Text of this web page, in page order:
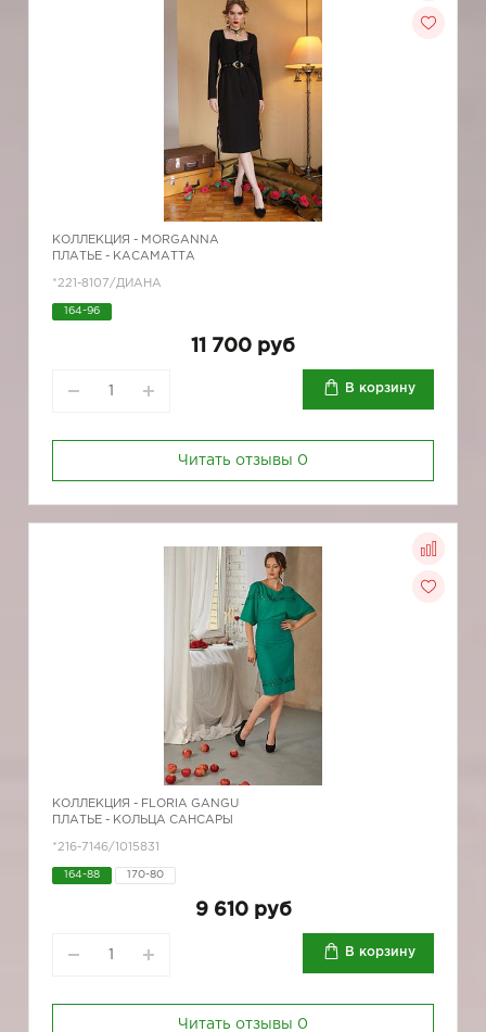
КОЛЛЕКЦИЯ - MORGANNA
ПЛАТЬЕ - КАСАМАТТА
*221-8107/ДИАНА
164-96
11 700 руб
В корзину
Читать отзывы 0
КОЛЛЕКЦИЯ - FLORIA GANGU
ПЛАТЬЕ - КОЛЬЦА САНСАРЫ
*216-7146/1015831
164-88 170-80
9 610 руб
В корзину
Читать отзывы 0